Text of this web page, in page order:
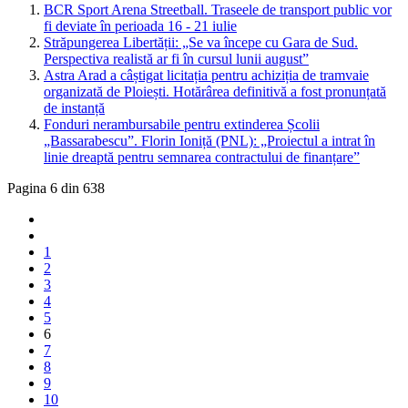
BCR Sport Arena Streetball. Traseele de transport public vor
fi deviate în perioada 16 - 21 iulie
Străpungerea Libertății: „Se va începe cu Gara de Sud.
Perspectiva realistă ar fi în cursul lunii august”
Astra Arad a câștigat licitația pentru achiziția de tramvaie
organizată de Ploiești. Hotărârea definitivă a fost pronunțată
de instanță
Fonduri nerambursabile pentru extinderea Școlii
„Bassarabescu”. Florin Ioniță (PNL): „Proiectul a intrat în
linie dreaptă pentru semnarea contractului de finanțare”
Pagina 6 din 638
1
2
3
4
5
6
7
8
9
10